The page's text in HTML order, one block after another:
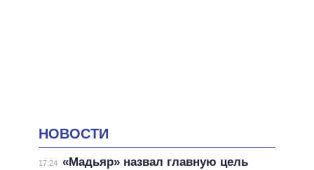
НОВОСТИ
17:24 «Мадьяр» назвал главную цель